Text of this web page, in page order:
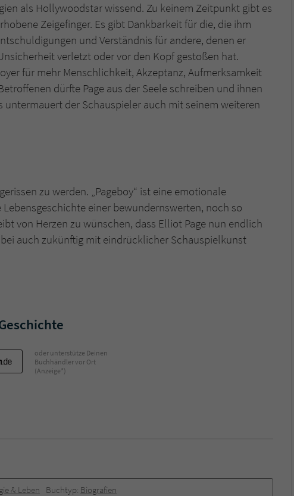
als Hollywoodstar wissend. Zu keinem Zeitpunkt gibt es
Zeigefinger. Es gibt Dankbarkeit für die, die ihm
und Verständnis für andere, denen er
verletzt oder vor den Kopf gestoßen hat.
für mehr Menschlichkeit, Akzeptanz, Aufmerksamkeit
dürfte Page aus der Seele schreiben und ihnen
untermauert der Schauspieler auch mit seinem weiteren
zu werden. „Pageboy“ ist eine emotionale
einer bewundernswerten, noch so
von Herzen zu wünschen, dass Elliot Page nun endlich
auch zukünftig mit eindrücklicher Schauspielkunst
oder unterstütze Deinen
Buchhändler vor Ort
(Anzeige*)
& Leben Buchtyp: Biografien